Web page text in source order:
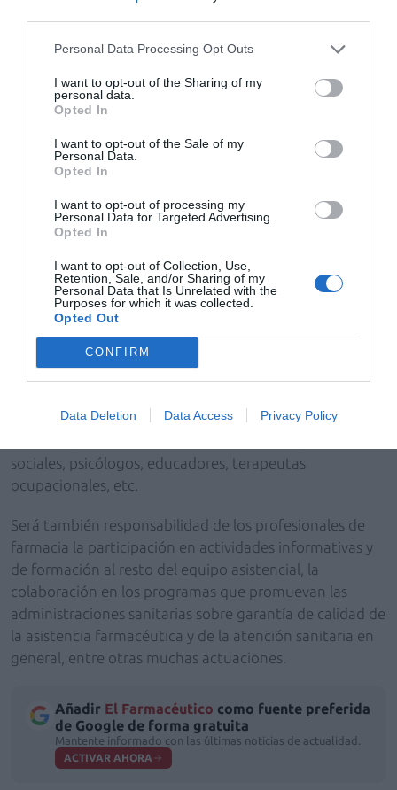
Personal Data Processing Opt Outs
I want to opt-out of the Sharing of my
personal data.
Opted In
I want to opt-out of the Sale of my
Personal Data.
Opted In
I want to opt-out of processing my
Personal Data for Targeted Advertising.
Opted In
I want to opt-out of Collection, Use,
Retention, Sale, and/or Sharing of my
Personal Data that Is Unrelated with the
Purposes for which it was collected.
Opted Out
CONFIRM
Data Deletion Data Access Privacy Policy
tenerlo dispondrán de un depósito, que estará
bajo la responsabilidad del jefe de servicio, en el caso de
farmacia establecida en la misma zona farmacéutica o a
un servicio de farmacia hospitalaria, en el supuesto de
que se trate de un hospital del sector privado.
Esta guía recoge las funciones a realizar con carácter
general por los farmacéuticos: adquisición, custodia,
conservación y dispensación de los medicamentos,
vigilancia y control de las recetas médicas o la
elaboración de fórmulas magistrales y de preparados
oficinales.
Asimismo, los farmacéuticos de los centros
sociosanitarios o residenciales deberán estar en
de profesionales que forman parte del equipo
sociales, psicólogos, educadores, terapeutas
ocupacionales, etc.
Será también responsabilidad de los profesionales de
farmacia la participación en actividades informativas y
de formación al resto del equipo asistencial, la
colaboración en los programas que promuevan las
administraciones sanitarias sobre garantía de calidad de
la asistencia farmacéutica y de la atención sanitaria en
general, entre otras muchas actuaciones.
Añadir El Farmacéutico como fuente preferida
de Google de forma gratuita
Mantente informado con las últimas noticias de actualidad.
ACTIVAR AHORA